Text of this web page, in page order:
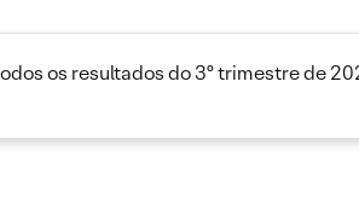
os resultados do 3º trimestre de